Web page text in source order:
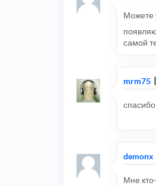
Можете
самой
mrm75
demonx
Мне